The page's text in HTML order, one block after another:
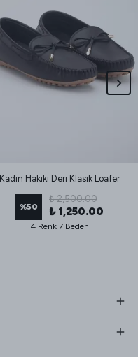
Kadın Hakiki Deri Klasik Loafer
%50
₺ 2,500.00
₺ 1,250.00
4 Renk 7 Beden